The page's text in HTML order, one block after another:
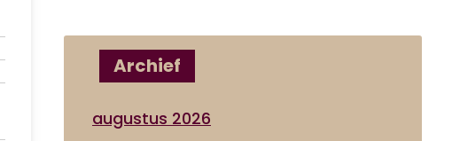
Archief
augustus 2026